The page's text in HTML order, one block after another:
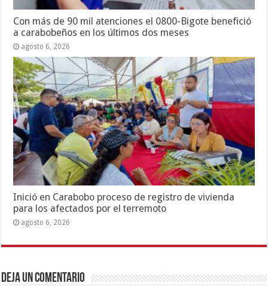
Con más de 90 mil atenciones el 0800-Bigote benefició
a carabobeños en los últimos dos meses
agosto 6, 2026
Inició en Carabobo proceso de registro de vivienda
para los afectados por el terremoto
agosto 6, 2026
Deja un comentario